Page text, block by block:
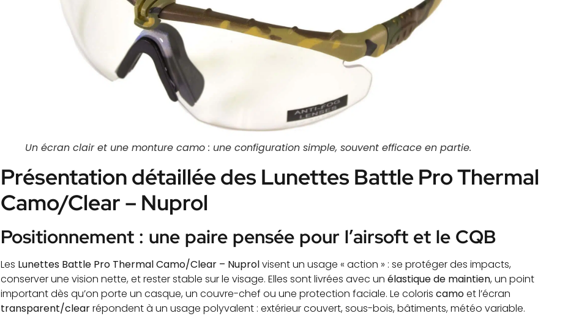
Un écran clair et une monture camo : une configuration simple, souvent efficace en partie.
Présentation détaillée des Lunettes Battle Pro Thermal
Camo/Clear – Nuprol
Positionnement : une paire pensée pour l’airsoft et le CQB
Les Lunettes Battle Pro Thermal Camo/Clear – Nuprolvisent un usage « action » : se protéger des impacts,
conserver une vision nette, et rester stable sur le visage. Elles sont livrées avec unélastique de maintien, un point
important dès qu’on porte un casque, un couvre-chef ou une protection faciale. Le coloriscamoet l’écran
transparent/clearrépondent à un usage polyvalent : extérieur couvert, sous-bois, bâtiments, météo variable.